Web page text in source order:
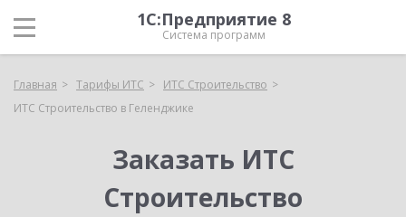
1С:Предприятие 8
Система программ
Главная Тарифы ИТС
ИТС Строительство
ИТС Строительство в Геленджике
Заказать ИТС
Строительство